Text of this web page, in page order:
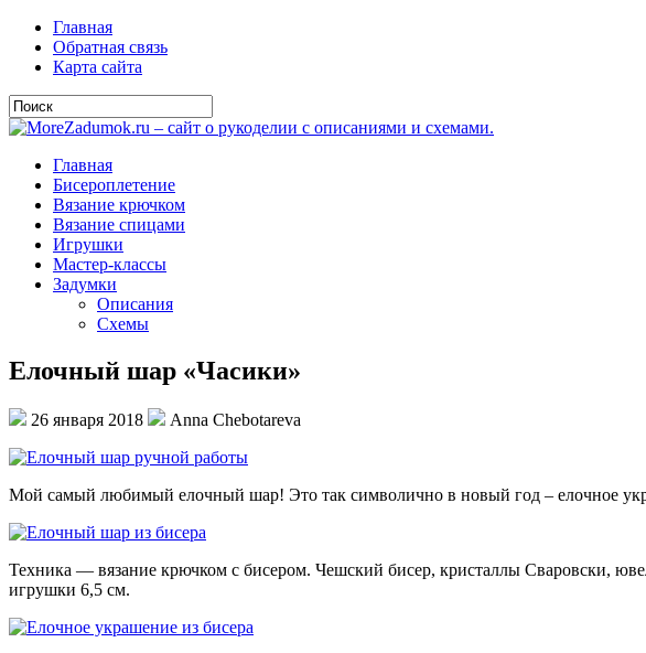
Главная
Обратная связь
Карта сайта
Главная
Бисероплетение
Вязание крючком
Вязание спицами
Игрушки
Мастер-классы
Задумки
Описания
Схемы
Елочный шар «Часики»
26 января 2018 Anna Chebotareva
Мой самый любимый елочный шар! Это так символично в новый год – елочное
Техника — вязание крючком с бисером. Чешский бисер, кристаллы Сваровски,
игрушки 6,5 см.